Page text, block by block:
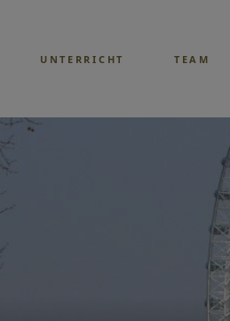
UNTERRICHT TEAM